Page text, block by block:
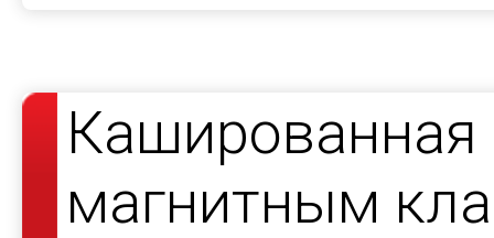
Кашированная
магнитным